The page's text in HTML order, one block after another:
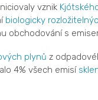
vznik
biologicky
obchodování s
plynů z
4% všech emisí